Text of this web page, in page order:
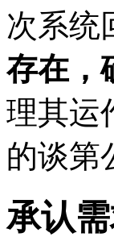
次系统
存在，
理其运
的谈第
承认